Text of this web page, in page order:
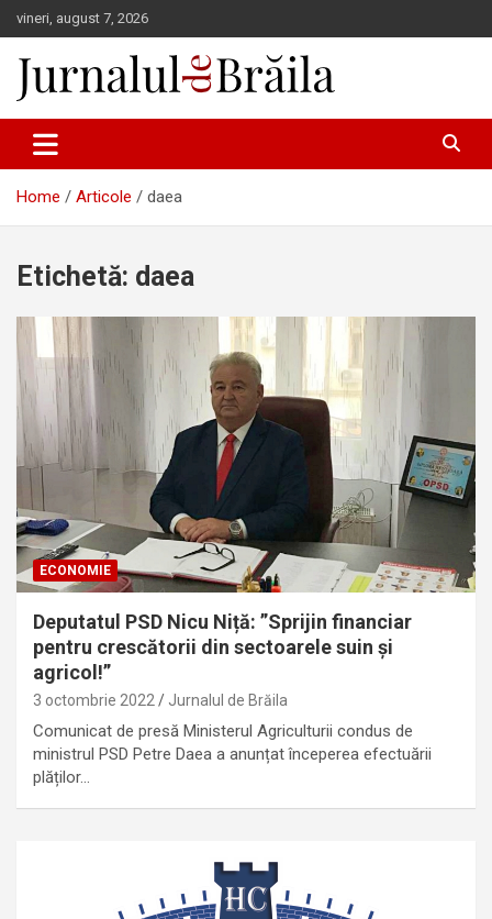
Skip
to
content
vineri, august 7, 2026
Jurnalul de Brăila
Home Articole daea
Etichetă: daea
ECONOMIE
Deputatul PSD Nicu Niță: ”Sprijin financiar
pentru crescătorii din sectoarele suin și
agricol!”
3 octombrie 2022 Jurnalul de Brăila
Comunicat de presă Ministerul Agriculturii condus de
ministrul PSD Petre Daea a anunțat începerea efectuării
plăților…